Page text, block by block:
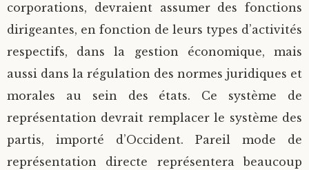
corporations, devraient assumer des fonctions
dirigeantes, en fonction de leurs types d’activités
respectifs, dans la gestion économique, mais
aussi dans la régulation des normes juridiques et
morales au sein des états. Ce système de
représentation devrait remplacer le système des
partis, importé d’Occident. Pareil mode de
représentation directe représentera beaucoup